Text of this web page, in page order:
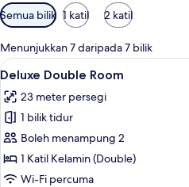
Penapis
yang
tersedia
untuk
bilik
Semua bilik 1 katil 2 katil
Menunjukkan 7 daripada 7 bilik
Lihat
semua
foto
untuk
Deluxe
Double
Room
12
Deluxe Double Room
23 meter persegi
1 bilik tidur
Boleh menampung 2
1 Katil Kelamin (Double)
Wi-Fi percuma